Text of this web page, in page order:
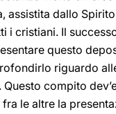
assistita dallo
i cristiani. Il
questo
riguardo
compito
le altre la